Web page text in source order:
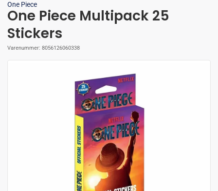
One Piece
One Piece Multipack 25
Stickers
Varenummer: 8056126060338